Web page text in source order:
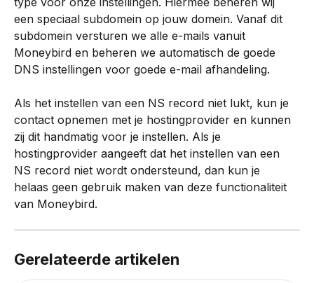
een speciaal subdomein op jouw domein. Vanaf dit
subdomein versturen we alle e-mails vanuit
Moneybird en beheren we automatisch de goede
DNS instellingen voor goede e-mail afhandeling.
Als het instellen van een NS record niet lukt, kun je
contact opnemen met je hostingprovider en kunnen
zij dit handmatig voor je instellen. Als je
hostingprovider aangeeft dat het instellen van een
NS record niet wordt ondersteund, dan kun je
helaas geen gebruik maken van deze functionaliteit
van Moneybird.
Gerelateerde artikelen